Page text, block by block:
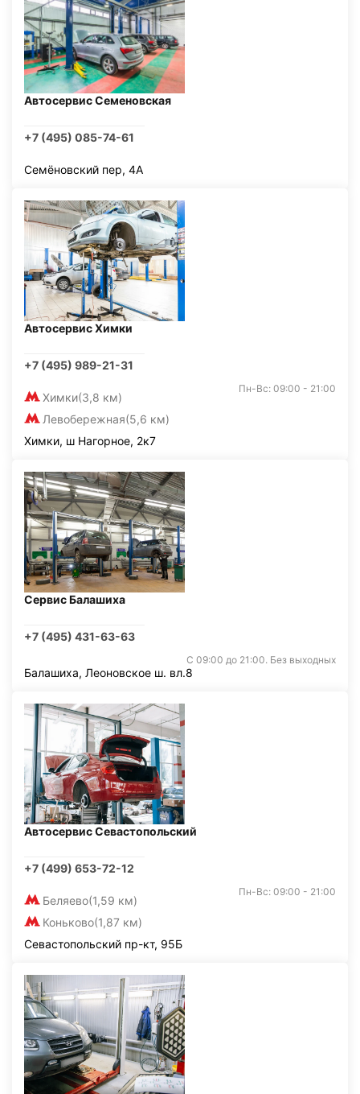
Автосервис Семеновская
+7 (495) 085-74-61
Семёновский пер, 4А
Автосервис Химки
+7 (495) 989-21-31
Химки(3,8 км)
Левобережная(5,6 км)
Пн-Вс: 09:00 - 21:00
Химки, ш Нагорное, 2к7
Сервис Балашиха
+7 (495) 431-63-63
С 09:00 до 21:00. Без выходных
Балашиха, Леоновское ш. вл.8
Автосервис Севастопольский
+7 (499) 653-72-12
Беляево(1,59 км)
Коньково(1,87 км)
Пн-Вс: 09:00 - 21:00
Севастопольский пр-кт, 95Б